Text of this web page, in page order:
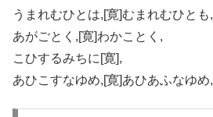
うまれむひとは,[寛]むまれむひとも,
あがごとく,[寛]わかことく,
こひするみちに[寛],
あひこすなゆめ,[寛]あひあふなゆめ,